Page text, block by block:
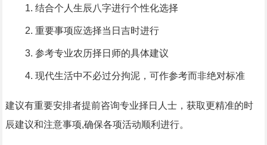
结合个人生辰八字进行个性化选择
重要事项应选择当日吉时进行
参考专业农历择日师的具体建议
现代生活中不必过分拘泥，可作参考而非绝对标准
建议有重要安排者提前咨询专业择日人士，获取更精准的时
辰建议和注意事项,确保各项活动顺利进行。